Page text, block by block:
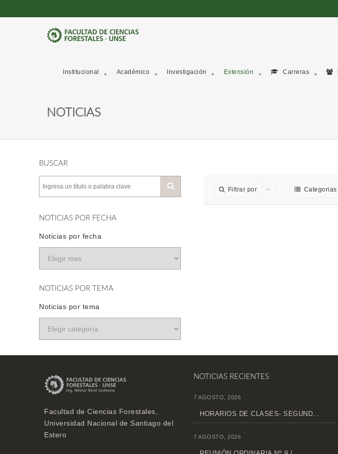
Institucional Académico Investigación Extensión Carreras
NOTICIAS
BUSCAR
NOTICIAS POR FECHA
Noticias por fecha
NOTICIAS POR TEMA
Noticias por tema
Filtrar por Categorias
Facultad de Ciencias Forestales,
Universidad Nacional de Santiago del
Estero
NOTICIAS RECIENTES
7 AGOSTO, 2026
HORARIOS DE CLASES- SEGUND...
7 AGOSTO, 2026